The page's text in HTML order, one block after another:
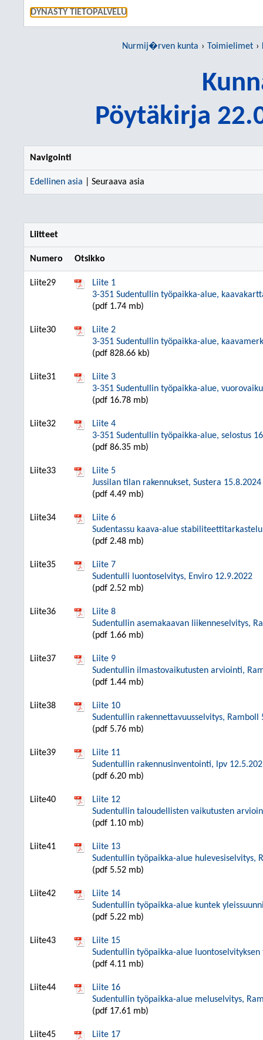
DYNASTY TIETOPALVELU
Nurmij�rven kunta Toimielimet
Pöytäkirja
Navigointi
Edellinen asia | Seuraava asia
Liitteet
Numero Otsikko
Liite29
Liite 1
3-351 Sudentullin työpaikka-alue,
(pdf 1.74 mb)
Liite30
Liite 2
3-351 Sudentullin työpaikka-alue,
(pdf 828.66 kb)
Liite31
Liite 3
3-351 Sudentullin työpaikka-alue,
(pdf 16.78 mb)
Liite32
Liite 4
3-351 Sudentullin työpaikka-alue, selostus
(pdf 86.35 mb)
Liite33
Liite 5
Jussilan tilan rakennukset, Sustera 15.8.2024
(pdf 4.49 mb)
Liite34
Liite 6
Sudentassu kaava-alue
(pdf 2.48 mb)
Liite35
Liite 7
Sudentulli luontoselvitys, Enviro 12.9.2022
(pdf 2.52 mb)
Liite36
Liite 8
Sudentullin asemakaavan liikenneselvitys,
(pdf 1.66 mb)
Liite37
Liite 9
Sudentullin ilmastovaikutusten arviointi,
(pdf 1.44 mb)
Liite38
Liite 10
Sudentullin rakennettavuusselvitys, Ramboll
(pdf 5.76 mb)
Liite39
Liite 11
Sudentullin rakennusinventointi, lpv
(pdf 6.20 mb)
Liite40
Liite 12
Sudentullin taloudellisten vaikutusten
(pdf 1.10 mb)
Liite41
Liite 13
Sudentullin työpaikka-alue hulevesiselvitys,
(pdf 5.52 mb)
Liite42
Liite 14
Sudentullin työpaikka-alue kuntek
(pdf 5.22 mb)
Liite43
Liite 15
Sudentullin työpaikka-alue
(pdf 4.11 mb)
Liite44
Liite 16
Sudentullin työpaikka-alue meluselvitys,
(pdf 17.61 mb)
Liite45
Liite 17